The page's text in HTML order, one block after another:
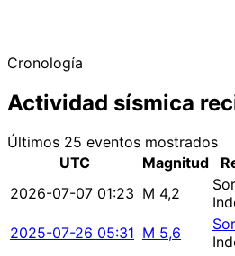
Cronología
Actividad sísmica
Últimos 25 eventos mostrados
UTC
Magnitud
2026-07-07 01:23 M 4,2
2025-07-26 05:31 M 5,6